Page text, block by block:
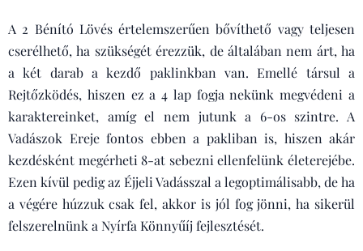
A 2 Bénító Lövés értelemszerűen bővíthető vagy teljesen
cserélhető, ha szükségét érezzük, de általában nem árt, ha
a két darab a kezdő paklinkban van. Emellé társul a
Rejtőzködés, hiszen ez a 4 lap fogja nekünk megvédeni a
karaktereinket, amíg el nem jutunk a 6-os szintre. A
Vadászok Ereje fontos ebben a pakliban is, hiszen akár
kezdésként megérheti 8-at sebezni ellenfelünk életerejébe.
Ezen kívül pedig az Éjjeli Vadásszal a legoptimálisabb, de ha
a végére húzzuk csak fel, akkor is jól fog jönni, ha sikerül
felszerelnünk a Nyírfa Könnyűíj fejlesztését.